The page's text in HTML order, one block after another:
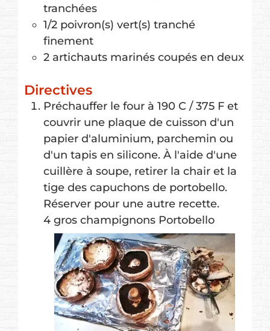
tranchées
1/2 poivron(s) vert(s) tranché
finement
2 artichauts marinés coupés en deux
Directives
Préchauffer le four à 190 C / 375 F et
couvrir une plaque de cuisson d'un
papier d'aluminium, parchemin ou
d'un tapis en silicone. À l'aide d'une
cuillère à soupe, retirer la chair et la
tige des capuchons de portobello.
Réserver pour une autre recette.
4 gros champignons Portobello